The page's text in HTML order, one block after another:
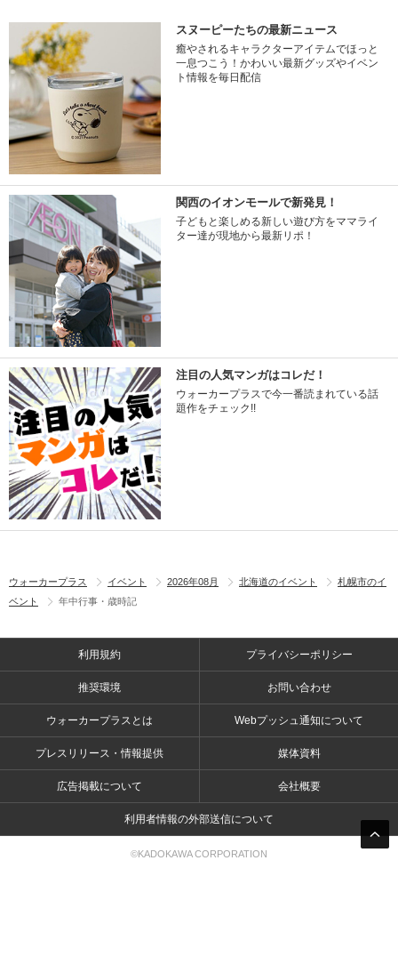
スヌーピーたちの最新ニュース
癒やされるキャラクターアイテムでほっと
一息つこう！かわいい最新グッズやイベン
ト情報を毎日配信
関西のイオンモールで新発見！
子どもと楽しめる新しい遊び方をママライ
ター達が現地から最新リポ！
注目の人気マンガはコレだ！
ウォーカープラスで今一番読まれている話
題作をチェック!!
ウォーカープラス イベント 2026年08月 北海道のイベント
札幌市のイ
ベント
年中行事・歳時記
利用規約 プライバシーポリシー
推奨環境 お問い合わせ
ウォーカープラスとは Webプッシュ通知について
プレスリリース・情報提供 媒体資料
広告掲載について 会社概要
利用者情報の外部送信について
©KADOKAWA CORPORATION